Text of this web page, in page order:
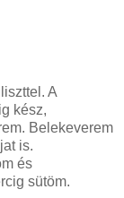
A
kész,
Belekeverem
is.
és
sütöm.